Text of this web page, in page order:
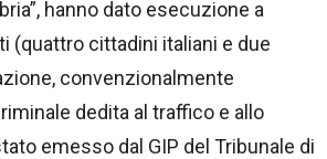
hanno dato esecuzione a
(quattro cittadini italiani e due
convenzionalmente
dedita al traffico e allo
emesso dal GIP del Tribunale di